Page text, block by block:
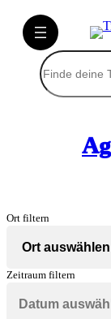
Suchen
Ort filtern
Zeitraum filtern